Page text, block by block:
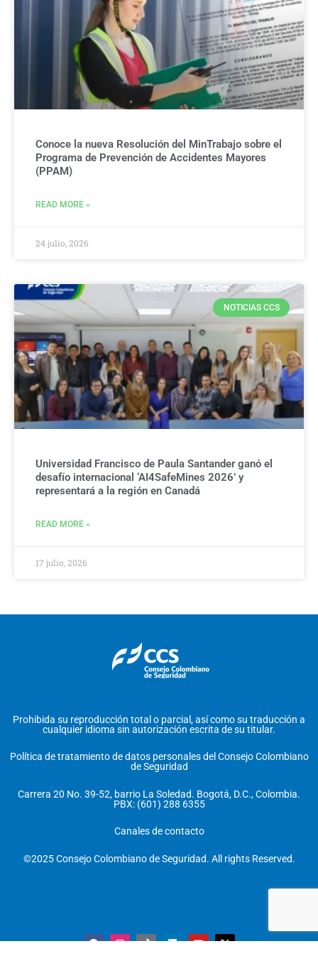
Conoce la nueva Resolución del MinTrabajo sobre el
Programa de Prevención de Accidentes Mayores
(PPAM)
READ MORE »
24 julio, 2026
NOTICIAS CCS
Universidad Francisco de Paula Santander ganó el
desafío internacional ‘AI4SafeMines 2026’ y
representará a la región en Canadá
READ MORE »
17 julio, 2026
Prohibida su reproducción total o parcial, así como su traducción a
cualquier idioma sin autorización escrita de su titular.
Política de tratamiento de datos personales del Consejo Colombiano
de Seguridad
Carrera 20 No. 39-52, barrio La Soledad. Bogotá, D.C., Colombia.
PBX: (601) 288 6355
Canales de contacto
©2025 Consejo Colombiano de Seguridad. All rights Reserved.
F
I
T
L
Y
X